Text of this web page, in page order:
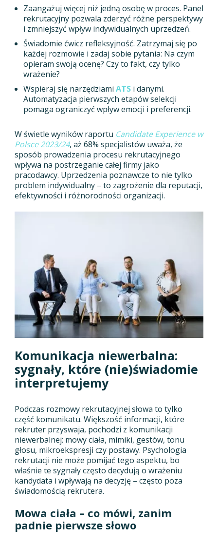
Zaangażuj więcej niż jedną osobę w proces. Panel
rekrutacyjny pozwala zderzyć różne perspektywy
i zmniejszyć wpływ indywidualnych uprzedzeń.
Świadomie ćwicz refleksyjność. Zatrzymaj się po
każdej rozmowie i zadaj sobie pytania: Na czym
opieram swoją ocenę? Czy to fakt, czy tylko
wrażenie?
Wspieraj się narzędziami ATSi danymi.
Automatyzacja pierwszych etapów selekcji
pomaga ograniczyć wpływ emocji i preferencji.
W świetle wyników raportu Candidate Experience w
Polsce 2023/24, aż 68% specjalistów uważa, że
sposób prowadzenia procesu rekrutacyjnego
wpływa na postrzeganie całej firmy jako
pracodawcy. Uprzedzenia poznawcze to nie tylko
problem indywidualny – to zagrożenie dla reputacji,
efektywności i różnorodności organizacji.
Komunikacja niewerbalna:
sygnały, które (nie)świadomie
interpretujemy
Podczas rozmowy rekrutacyjnej słowa to tylko
część komunikatu. Większość informacji, które
rekruter przyswaja, pochodzi z komunikacji
niewerbalnej: mowy ciała, mimiki, gestów, tonu
głosu, mikroekspresji czy postawy. Psychologia
rekrutacji nie może pomijać tego aspektu, bo
właśnie te sygnały często decydują o wrażeniu
kandydata i wpływają na decyzję – często poza
świadomością rekrutera.
Mowa ciała – co mówi, zanim
padnie pierwsze słowo